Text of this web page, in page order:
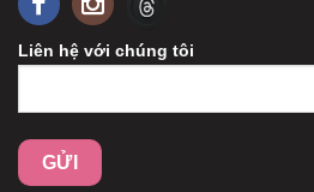
Liên hệ với chúng tôi